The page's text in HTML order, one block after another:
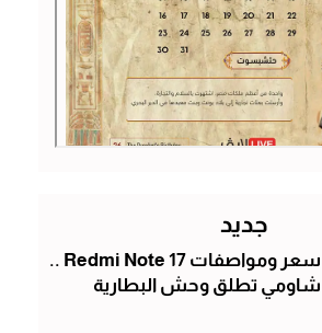
جديد
سعر ومواصفات Redmi Note 17 ..
شاومي تطلق وحش البطارية